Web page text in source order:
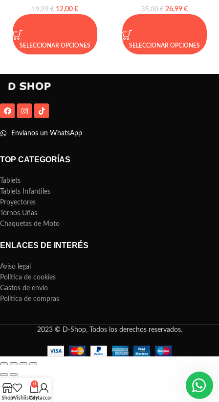
19,99€ 12,00 €
SELECCIONAR OPCIONES
35,00€ 26,99 €
SELECCIONAR OPCIONES
Envíanos un WhatsApp
TOP CATEGORÍAS
Tablets
Tablets Infantiles
Proyectores
Tornos Uñas
Chaquetas de Moto
ENLACES DE INTERÉS
Aviso legal
Política de cookies
Gastos de envío
Política de compras
2023 © D-Shop, Todos los derechos reservados.
ShopWishlist
0
Cart
My account